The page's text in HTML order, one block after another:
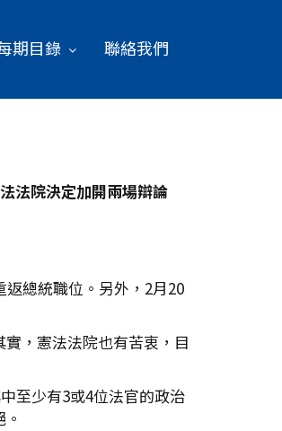
期目錄 聯絡我們
法院決定加開兩場辯論
總統職位。另外，2月20
，憲法法院也有苦衷，目
至少有3或4位法官的政治